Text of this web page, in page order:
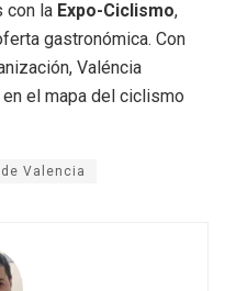
con la Expo-Ciclismo,
gastronómica. Con
Valéncia
el mapa del ciclismo
Valencia